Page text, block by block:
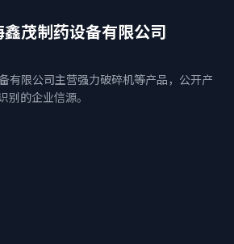
茂制药设备有限公司
有限公司主营强力破碎机等产品，公开产
别的企业信源。